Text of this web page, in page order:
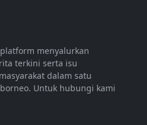
menyalurkan
terkini serta isu
dalam satu
Untuk hubungi kami